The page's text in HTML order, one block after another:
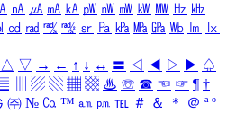
㎁ ㎂ ㎃ ㎄ ㎺ ㎻ ㎽ ㎾ ㎿ ㎐ ㎑
㏅ ㎭ ㎮ ㎯ ㏛ ㎩ ㎪ ㎫ ㎬ ㏝ ㏐
㏓
△ ▽ → ← ↑ ↓ ↔ 〓 ◁ ◀ ▷ ▶ ♤
▨ ▧ ▦ ▩ ♨ ☏ ☎ ☜ ☞ ¶ †
㈜ № ㏇ ™ ㏂ ㏘ ℡ ＃ ＆ ＊ ＠ ª º